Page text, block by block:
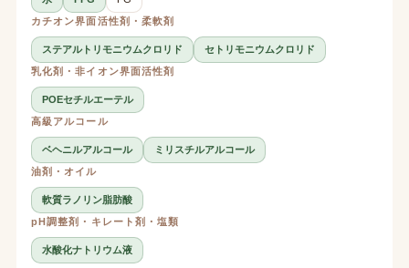
カチオン界面活性剤・柔軟剤
ステアルトリモニウムクロリド
セトリモニウムクロリド
乳化剤・非イオン界面活性剤
POEセチルエーテル
高級アルコール
ベヘニルアルコール
ミリスチルアルコール
油剤・オイル
軟質ラノリン脂肪酸
pH調整剤・キレート剤・塩類
水酸化ナトリウム液